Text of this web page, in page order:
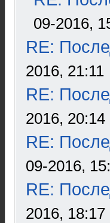
09-2016,
RE:
2016, 21:11
RE:
2016, 20:14
RE:
09-2016,
RE:
2016, 18:17